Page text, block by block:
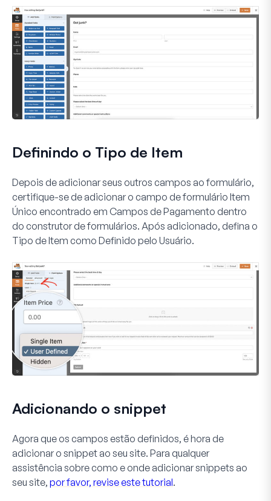
Definindo o Tipo de Item
Depois de adicionar seus outros campos ao formulário,
certifique-se de adicionar o campo de formulário Item
Único encontrado em Campos de Pagamento dentro
do construtor de formulários. Após adicionado, defina o
Tipo de Item como Definido pelo Usuário.
Adicionando o snippet
Agora que os campos estão definidos, é hora de
adicionar o snippet ao seu site. Para qualquer
assistência sobre como e onde adicionar snippets ao
seu site, por favor, revise este tutorial.